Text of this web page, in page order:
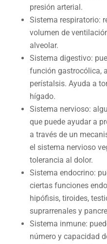
presión arterial.
Sistema respiratorio:
volumen de
alveolar.
Sistema digestivo:
función gastrocólica,
perístalsis. Ayuda a
hígado.
Sistema nervioso:
que puede ayudar a
a través de un
el sistema nervioso
tolerancia al dolor.
Sistema endocrino:
ciertas funciones
hipófisis, tiroides,
suprarrenales y
Sistema inmune:
número y capacidad